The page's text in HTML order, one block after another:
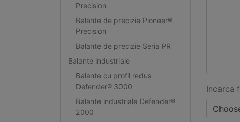
Precision
Balante de precizie Pioneer®
Precision
Balante de precizie Seria PR
Balante industriale
Balante cu profil redus
Defender® 3000
Balante industriale Defender®
2000
Incarca